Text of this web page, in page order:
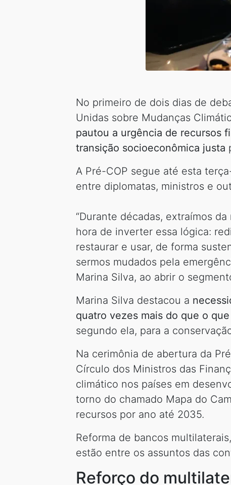
No primeiro de dois dias de
Unidas sobre Mudanças
pautou a urgência de recursos
transição socioeconômica justa
A Pré-COP segue até esta
entre diplomatas, ministros e
“Durante décadas, extraímos
hora de inverter essa lógica:
restaurar e usar, de forma
sermos mudados pela
Marina Silva, ao abrir o
Marina Silva destacou a
quatro vezes mais do que o
segundo ela, para a
Na cerimônia de abertura da
Círculo dos Ministros das
climático nos países em
torno do chamado Mapa do
recursos por ano até 2035.
Reforma de bancos
estão entre os assuntos das
Reforço do